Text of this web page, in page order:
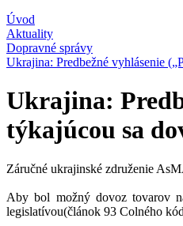
Úvod
Aktuality
Dopravné správy
Ukrajina: Predbežné vyhlásenie
Ukrajina:
týkajúcou sa
Záručné ukrajinské združenie
Aby bol možný dovoz tovarov
legislatívou(článok 93 Colného